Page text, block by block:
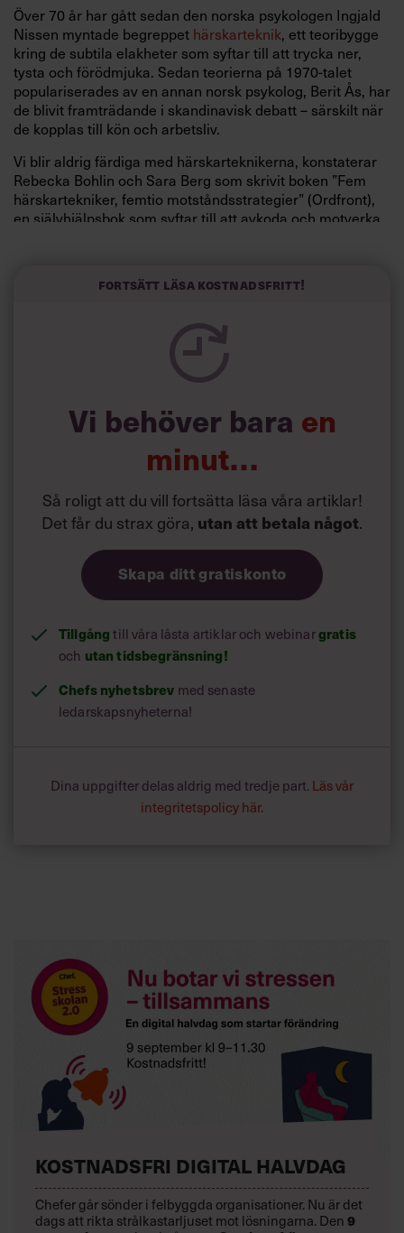
Över 70 år har gått sedan den norska psykologen Ingjald
Nissen myntade begreppet härskarteknik, ett teoribygge
kring de subtila elakheter som syftar till att trycka ner,
tysta och förödmjuka. Sedan teorierna på 1970-talet
populariserades av en annan norsk psykolog, Berit Ås, har
de blivit framträdande i skandinavisk debatt – särskilt när
de kopplas till kön och arbetsliv.
Vi blir aldrig färdiga med härskarteknikerna, konstaterar
Rebecka Bohlin och Sara Berg som skrivit boken ”Fem
härskartekniker, femtio motståndsstrategier” (Ordfront),
en självhjälpsbok som syftar till att avkoda och motverka
Här är tipsen för bättre stämning på arbetsplatsen:
Att bli avbruten någon enstaka gång är inget problem.
Folk blir ivriga och faller varandra i talet, inget konstigt
personer aldrig får prata till punkt på mötet? Tyvärr är det
svårt att hitta rätt tillfälle att bryta in och ta itu med
situationen. Man vill ju inte verka överkänslig.
Fortsätt läsa kostnadsfritt!
Vi behöver bara en
minut…
Så roligt att du vill fortsätta läsa våra artiklar!
Det får du strax göra, utan att betala något.
Skapa ditt gratiskonto
Tillgångtill våra låsta artiklar och webinargratis
och utan tidsbegränsning!
Chefs nyhetsbrev med senaste
ledarskapsnyheterna!
Dina uppgifter delas aldrig med tredje part. Läs vår
integritetspolicy här.
KOSTNADSFRI DIGITAL HALVDAG
Chefer går sönder i felbyggda organisationer. Nu är det
dags att rikta strålkastarljuset mot lösningarna. Den9